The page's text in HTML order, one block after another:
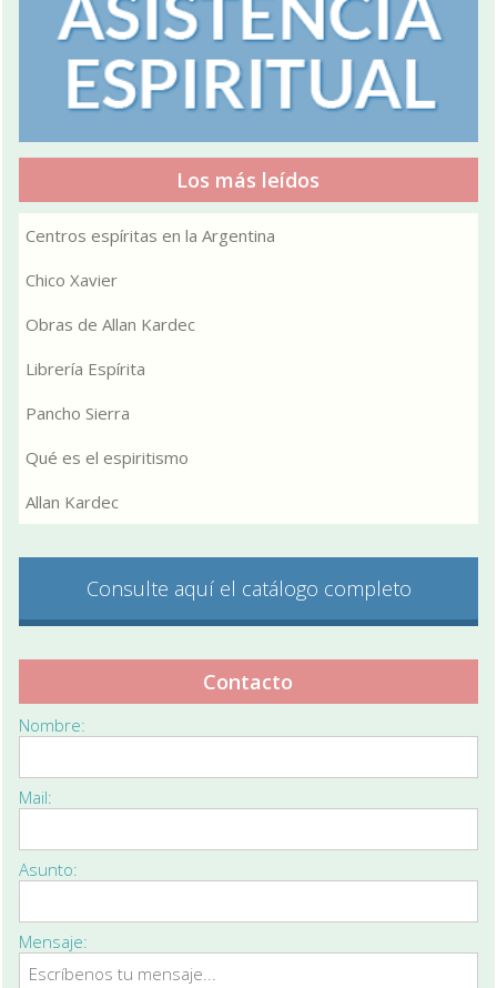
Los más leídos
Centros espíritas en la Argentina
Chico Xavier
Obras de Allan Kardec
Librería Espírita
Pancho Sierra
Qué es el espiritismo
Allan Kardec
Consulte aquí el catálogo completo
Contacto
Nombre:
Mail:
Asunto:
Mensaje: